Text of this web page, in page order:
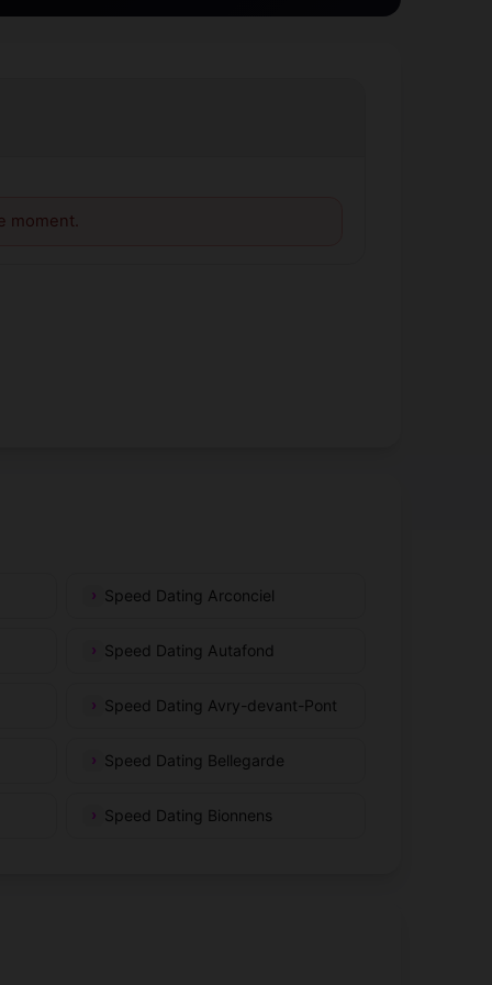
moment.
Speed Dating Arconciel
Speed Dating Autafond
Speed Dating Avry-devant-Pont
Speed Dating Bellegarde
Speed Dating Bionnens